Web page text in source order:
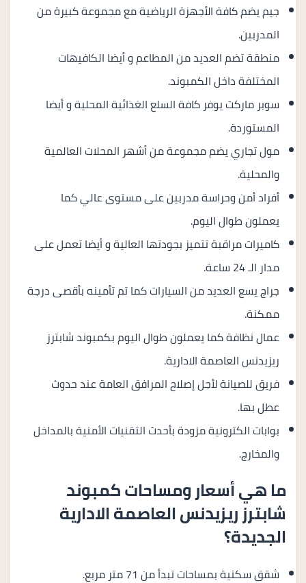
جيم يضم كافة الأجهزة الرياضية مع مجموعة كبيرة من
المدربين.
منطقة تضم العديد من المطاعم و أيضا الكافيهات
المختلفة داخل الكمبوند.
سوبر ماركت يوفر كافة السلع الغذائية المحلية و أيضا
المستوردة.
مول تجاري يضم مجموعة من أشهر المحلات العالمية
والمحلية.
أفراد أمن وحراسة مدربين على مستوى عالي كما
يعملون طوال اليوم.
كاميرات مراقبة تتميز بجودتها العالية و أيضا تعمل على
مدار الـ 24 ساعة.
جراج يسع العديد من السيارات كما تم تأمينه بأقصى درجة
ممكنة.
عمال نظافة كما يعملون طوال اليوم بكمبوند شابترز
ريزيدنس العاصمة الادارية.
فريق للصيانة لأجل إصلاح المرافق العامة عند حدوث
عطل بها.
بوابات الكترونية مزودة بأحدث التقنيات الأمنية بالمداخل
والمخارج.
ما هي أسعار ومساحات كمبوند
شابترز ريزيدنس العاصمة الادارية
الجديدة؟
شقق سكنية بمساحات تبدأ من 71 متر مربع.